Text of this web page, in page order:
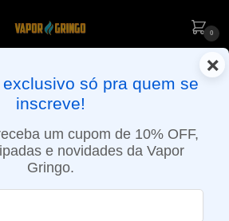
0
EM SÃO PAULO (SEG A SEX): PEDIDOS
ATÉ 15:30 VIA MOTOBOY
×
só pra quem se
inscreve!
um cupom de 10% OFF,
e novidades da Vapor
Gringo.